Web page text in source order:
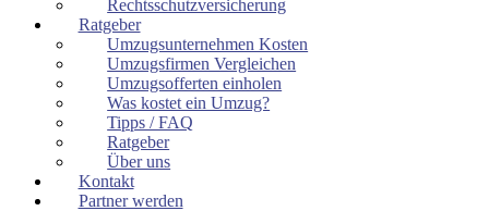
Rechtsschutzversicherung
Ratgeber
Umzugsunternehmen Kosten
Umzugsfirmen Vergleichen
Umzugsofferten einholen
Was kostet ein Umzug?
Tipps / FAQ
Ratgeber
Über uns
Kontakt
Partner werden